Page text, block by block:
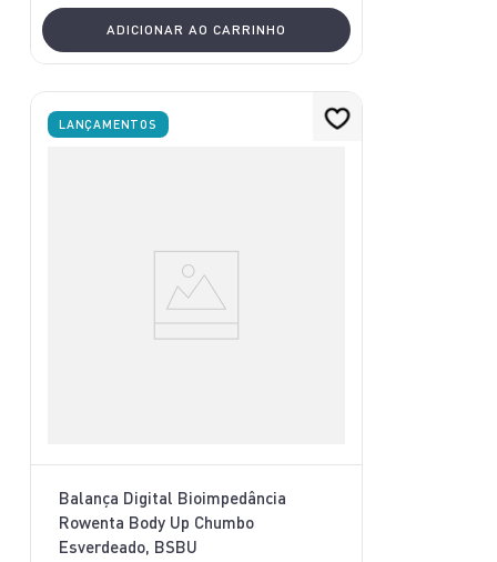
ADICIONAR AO CARRINHO
LANÇAMENTOS
Balança Digital Bioimpedância
Rowenta Body Up Chumbo
Esverdeado, BSBU